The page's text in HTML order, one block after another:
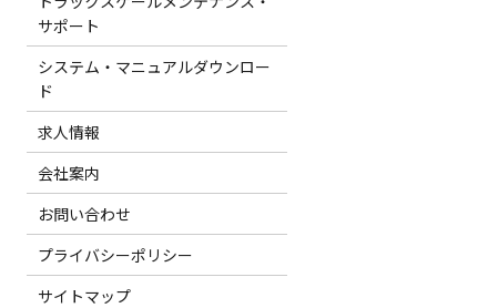
サポート
システム・マニュアルダウンロー
ド
求人情報
会社案内
お問い合わせ
プライバシーポリシー
サイトマップ